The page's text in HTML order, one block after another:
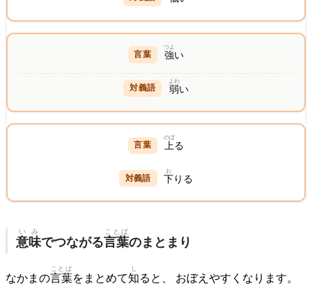
強
つよ
い
弱
よわ
い
上
のぼ
る
下
お
りる
意味
いみ
でつながる言葉
ことば
のまとまり
なかまの言葉
ことば
をまとめて知
し
ると、 おぼえやすくなります。